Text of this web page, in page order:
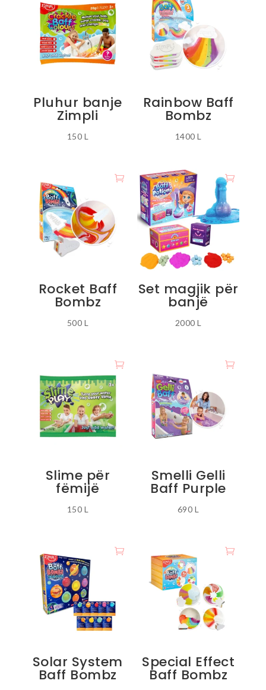
disa
variante.
Mundësitë
mund
Pluhur banje
Zimpli
150 L
Rainbow Baff
Bombz
1400L
Rocket Baff
Bombz
500 L
Set magjik për
banjë
2000L
Slime për
fëmijë
150 L
disa
variante.
Mundësitë
mund
te
faqja
Smelli Gelli
Baff Purple
690 L
Solar System
Baff Bombz
Special Effect
Baff Bombz